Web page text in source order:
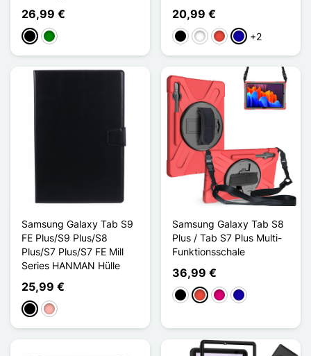
26,99 €
Schwarz
Grün
20,99 €
Schwarz
WeißRot Dunkelblau
+2
Samsung Galaxy Tab S9
FE Plus/S9 Plus/S8
Plus/S7 Plus/S7 FE Mill
Series HANMAN Hülle
25,99 €
SchwarzRoségold
Samsung Galaxy Tab S8
Plus / Tab S7 Plus Multi-
Funktionsschale
36,99 €
Schwarz
Rot MagentaDunkelblau